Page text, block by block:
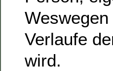
Verlaufe
wird.